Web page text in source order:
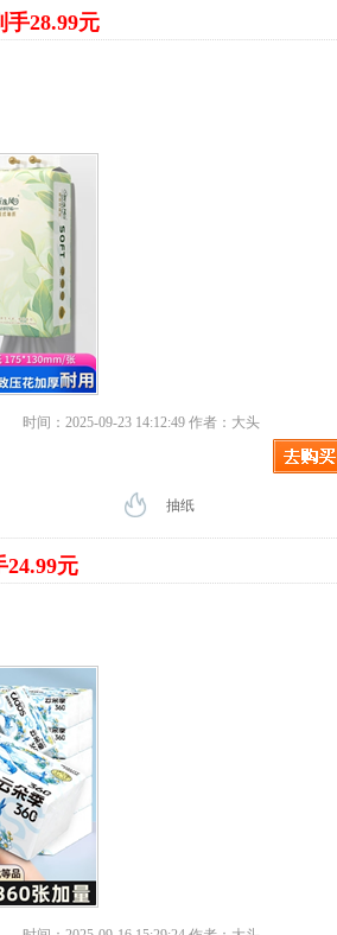
手28.99元
时间：2025-09-23 14:12:49 作者：大头
抽纸
24.99元